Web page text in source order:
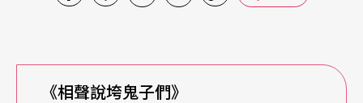
《相聲說垮鬼子們》